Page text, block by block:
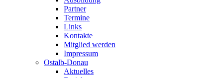
Partner
Termine
Links
Kontakte
Mitglied werden
Impressum
Ostalb-Donau
Aktuelles